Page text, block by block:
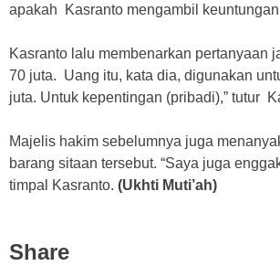
apakah Kasranto mengambil
Kasranto lalu membenarkan pertanyaan
70 juta. Uang itu, kata dia, digunakan
juta. Untuk kepentingan (pribadi),” tutur
Majelis hakim sebelumnya juga
barang sitaan tersebut. “Saya juga
timpal Kasranto. (Ukhti Muti’ah)
Share